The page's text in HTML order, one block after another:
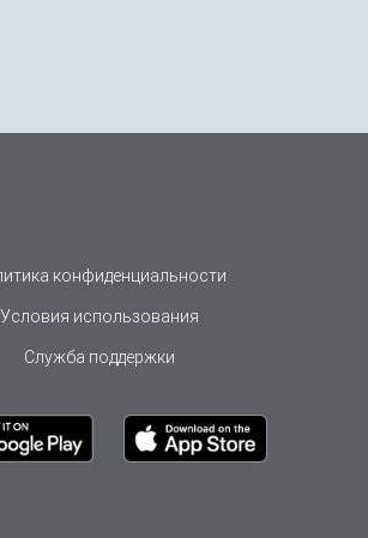
конфиденциальности
Условия использования
Служба поддержки